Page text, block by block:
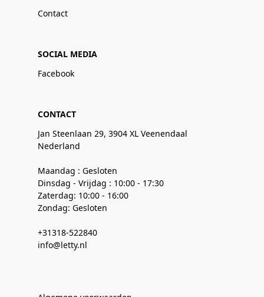
Contact
SOCIAL MEDIA
Facebook
CONTACT
Jan Steenlaan 29, 3904 XL Veenendaal
Nederland
Maandag : Gesloten
Dinsdag - Vrijdag : 10:00 - 17:30
Zaterdag: 10:00 - 16:00
Zondag: Gesloten
+31318-522840
info@letty.nl